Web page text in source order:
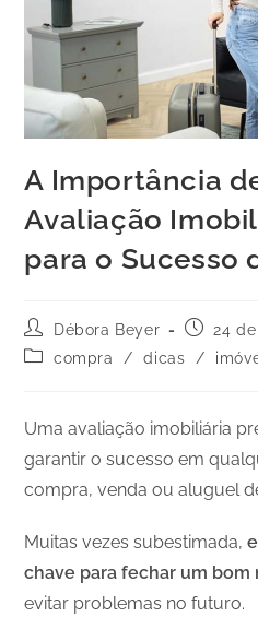
A Importância
Avaliação
para o Sucesso
Débora Beyer
24
compra
/ dicas /
Uma avaliação imobiliária
garantir o sucesso em
compra, venda ou aluguel
Muitas vezes subestimada,
chave para fechar um bom
evitar problemas no futuro.